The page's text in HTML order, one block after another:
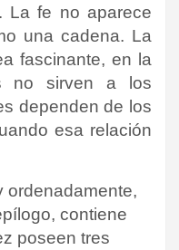
La fe no aparece
una cadena. La
fascinante, en la
no sirven a los
dependen de los
esa relación
ordenadamente,
contiene
poseen tres